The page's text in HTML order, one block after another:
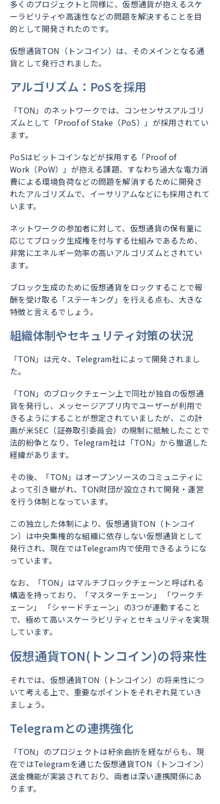
多くのプロジェクトと同様に、仮想通貨が抱えるスケ
ーラビリティや高速性などの問題を解決することを目
的として開発されたのです。
仮想通貨TON（トンコイン）は、そのメインとなる通
貨として発行されました。
アルゴリズム：PoSを採用
「TON」のネットワークでは、コンセンサスアルゴリ
ズムとして「Proof of Stake（PoS）」が採用されてい
ます。
PoSはビットコインなどが採用する「Proof of
Work（PoW）」が抱える課題、すなわち過大な電力消
費による環境負荷などの問題を解消するために開発さ
れたアルゴリズムで、イーサリアムなどにも採用されて
います。
ネットワークの参加者に対して、仮想通貨の保有量に
応じてブロック生成権を付与する仕組みであるため、
非常にエネルギー効率の高いアルゴリズムとされてい
ます。
ブロック生成のために仮想通貨をロックすることで報
酬を受け取る「ステーキング」を行える点も、大きな
特徴と言えるでしょう。
組織体制やセキュリティ対策の状況
「TON」は元々、Telegram社によって開発されまし
た。
「TON」のブロックチェーン上で同社が独自の仮想通
貨を発行し、メッセージアプリ内でユーザーが利用で
きるようにすることが想定されていましたが、この計
画が米SEC（証券取引委員会）の規制に抵触したことで
法的紛争となり、Telegram社は「TON」から撤退した
経緯があります。
その後、「TON」はオープンソースのコミュニティに
よって引き継がれ、TON財団が設立されて開発・運営
を行う体制となっています。
この独立した体制により、仮想通貨TON（トンコイ
ン）は中央集権的な組織に依存しない仮想通貨として
発行され、現在ではTelegram内で使用できるようにな
っています。
なお、「TON」はマルチブロックチェーンと呼ばれる
構造を持っており、「マスターチェーン」 「ワークチ
ェーン」 「シャードチェーン」の3つが連動すること
で、極めて高いスケーラビリティとセキュリティを実現
しています。
仮想通貨TON(トンコイン)の将来性
それでは、仮想通貨TON（トンコイン）の将来性につ
いて考える上で、重要なポイントをそれぞれ見ていき
ましょう。
Telegramとの連携強化
「TON」のプロジェクトは紆余曲折を経ながらも、現
在ではTelegramを通じた仮想通貨TON（トンコイン）
送金機能が実装されており、両者は深い連携関係にあ
ります。